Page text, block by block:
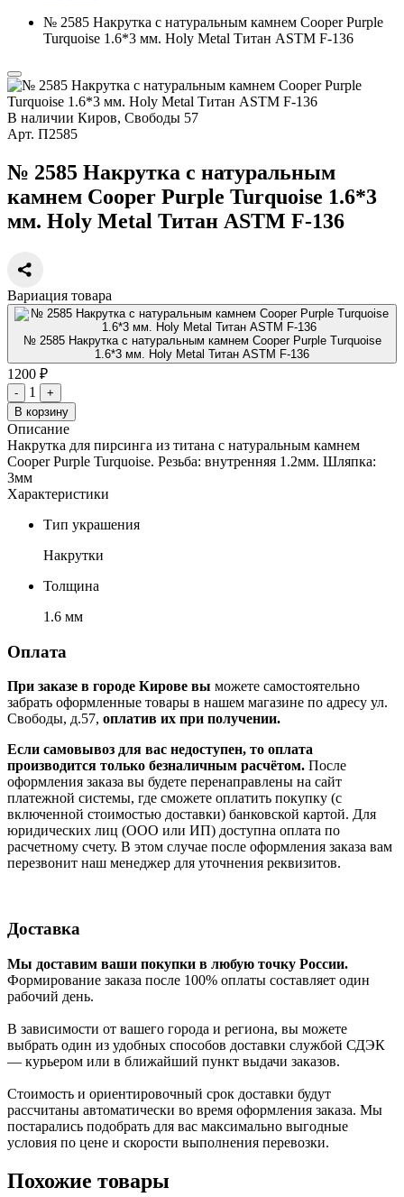
№ 2585 Накрутка с натуральным камнем Cooper Purple
Turquoise 1.6*3 мм. Holy Metal Титан ASTM F-136
В наличии Киров, Свободы 57
Арт. П2585
№ 2585 Накрутка с натуральным
камнем Cooper Purple Turquoise 1.6*3
мм. Holy Metal Титан ASTM F-136
Вариация товара
№ 2585 Накрутка с натуральным камнем Cooper Purple Turquoise
1.6*3 мм. Holy Metal Титан ASTM F-136
1200 ₽
- 1
+
В корзину
Описание
Накрутка для пирсинга из титана с натуральным камнем
Cooper Purple Turquoise. Резьба: внутренняя 1.2мм. Шляпка:
3мм
Характеристики
Тип украшения
Накрутки
Толщина
1.6 мм
Оплата
При заказе в городе Кирове вы можете самостоятельно
забрать оформленные товары в нашем магазине по адресу ул.
Свободы, д.57, оплатив их при получении.
Если самовывоз для вас недоступен, то оплата
производится только безналичным расчётом. После
оформления заказа вы будете перенаправлены на сайт
платежной системы, где сможете оплатить покупку (с
включенной стоимостью доставки) банковской картой. Для
юридических лиц (ООО или ИП) доступна оплата по
расчетному счету. В этом случае после оформления заказа вам
перезвонит наш менеджер для уточнения реквизитов.
Доставка
Мы доставим ваши покупки в любую точку России.
Формирование заказа после 100% оплаты составляет один
рабочий день.
В зависимости от вашего города и региона, вы можете
выбрать один из удобных способов доставки службой СДЭК
— курьером или в ближайший пункт выдачи заказов.
Стоимость и ориентировочный срок доставки будут
рассчитаны автоматически во время оформления заказа. Мы
постарались подобрать для вас максимально выгодные
условия по цене и скорости выполнения перевозки.
Похожие товары